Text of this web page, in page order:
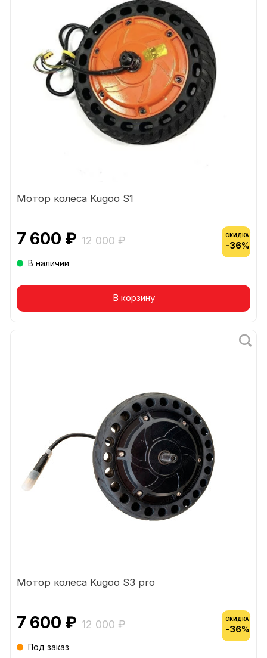
Мотор колеса Kugoo S1
7 600 ₽ 12 000 ₽ СКИДКА
-36%
В наличии
В корзину
Мотор колеса Kugoo S3 pro
7 600 ₽ 12 000 ₽ СКИДКА
-36%
Под заказ